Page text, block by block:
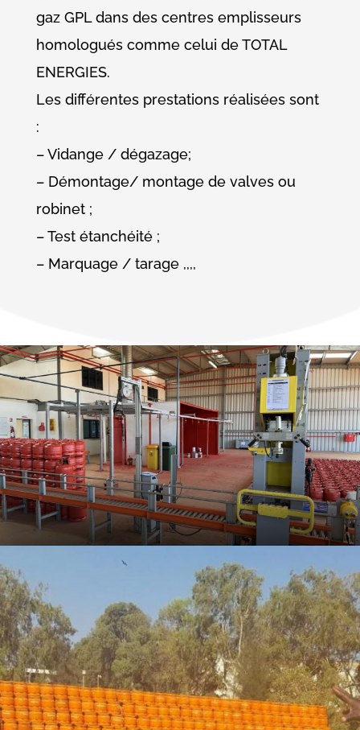
gaz GPL dans des centres emplisseurs
homologués comme celui de TOTAL
ENERGIES.
Les différentes prestations réalisées sont
:
– Vidange / dégazage;
– Démontage/ montage de valves ou
robinet ;
– Test étanchéité ;
– Marquage / tarage ,,,,